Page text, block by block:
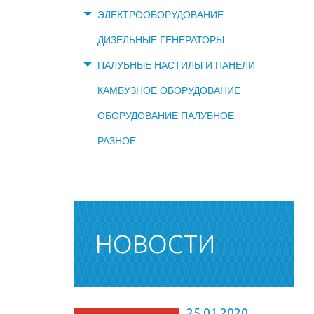
ЭЛЕКТРООБОРУДОВАНИЕ
ДИЗЕЛЬНЫЕ ГЕНЕРАТОРЫ
ПАЛУБНЫЕ НАСТИЛЫ И ПАНЕЛИ
КАМБУЗНОЕ ОБОРУДОВАНИЕ
ОБОРУДОВАНИЕ ПАЛУБНОЕ
РАЗНОЕ
НОВОСТИ